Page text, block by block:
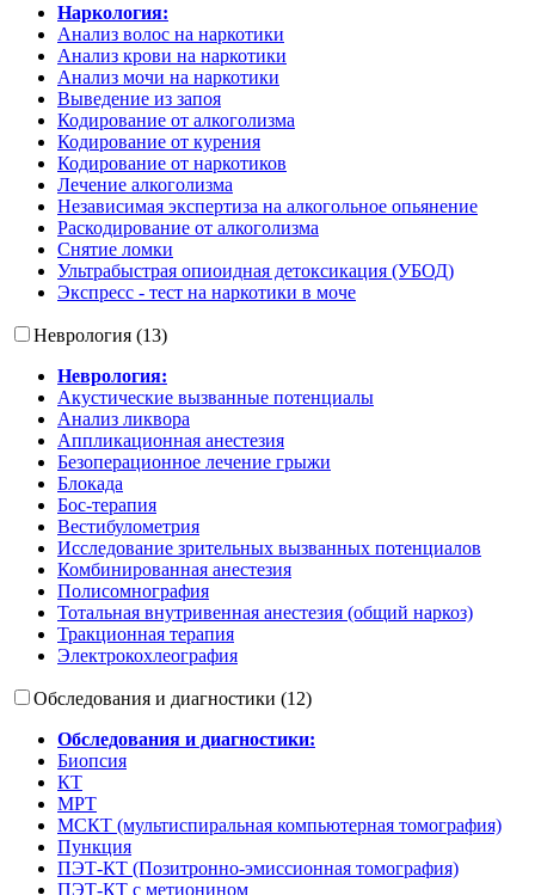
Наркология:
Анализ волос на наркотики
Анализ крови на наркотики
Анализ мочи на наркотики
Выведение из запоя
Кодирование от алкоголизма
Кодирование от курения
Кодирование от наркотиков
Лечение алкоголизма
Независимая экспертиза на алкогольное опьянение
Раскодирование от алкоголизма
Снятие ломки
Ультрабыстрая опиоидная детоксикация (УБОД)
Экспресс - тест на наркотики в моче
Неврология (13)
Неврология:
Акустические вызванные потенциалы
Анализ ликвора
Аппликационная анестезия
Безоперационное лечение грыжи
Блокада
Бос-терапия
Вестибулометрия
Исследование зрительных вызванных потенциалов
Комбинированная анестезия
Полисомнография
Тотальная внутривенная анестезия (общий наркоз)
Тракционная терапия
Электрокохлеография
Обследования и диагностики (12)
Обследования и диагностики:
Биопсия
КТ
МРТ
МСКТ (мультиспиральная компьютерная томография)
Пункция
ПЭТ-КТ (Позитронно-эмиссионная томография)
ПЭТ-КТ с метионином